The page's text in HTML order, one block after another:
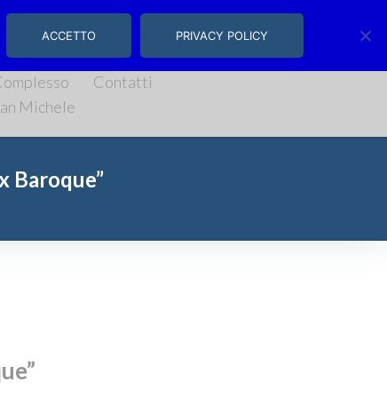
Michele
Contatti
Baroque”
ACCETTO PRIVACY POLICY